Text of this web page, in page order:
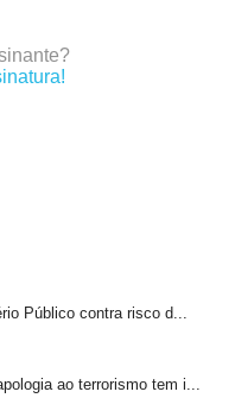
Público contra risco d...
ao terrorismo tem i...